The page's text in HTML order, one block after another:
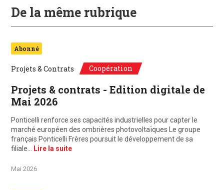
De la même rubrique
Abonné
Projets & Contrats Coopération
Projets & contrats - Edition digitale de
Mai 2026
Ponticelli renforce ses capacités industrielles pour capter le
marché européen des ombrières photovoltaïques Le groupe
français Ponticelli Frères poursuit le développement de sa
filiale…
Lire la suite
Mai 2026